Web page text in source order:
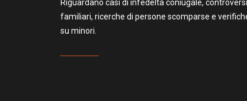
Riguardano casi di infedeltà coniugale,
familiari, ricerche di persone scomparse e
su minori.